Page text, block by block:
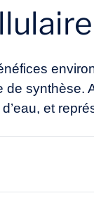
de synthèse.
et